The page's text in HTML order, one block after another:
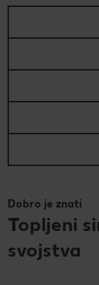
PRAVILA
zadaća“
Dobro je znati
Topljeni
svojstva